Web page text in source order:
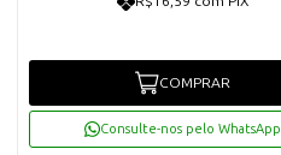
COMPRAR
Consulte-nos pelo WhatsApp